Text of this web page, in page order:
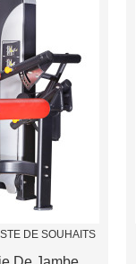
DE SOUHAITS